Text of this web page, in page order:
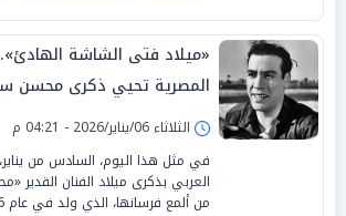
«ميلاد فتى الشاشة
المصرية تحيي ذكرى محسن
الثلاثاء 06/يناير/2026 - 04:21 م
في مثل هذا اليوم، السادس من
العربي بذكرى ميلاد الفنان القدير
من ألمع فرسانها، الذي ولد في عام 1916.